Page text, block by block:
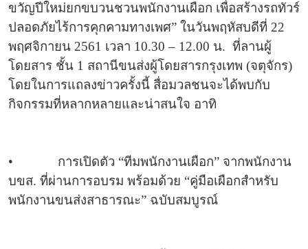
ขวัญปีใหม่ยกขบวนชวนพนักงานเผือก เพื่อสร้างรถทัวร์
ปลอดภัยไร้การคุกคามทางเพศ” ในวันพฤหัสบดีที่ 22
พฤศจิกายน 2561 เวลา 10.30 – 12.00 น. ที่ลานผู้
โดยสาร ชั้น 1 สถานีขนส่งผู้โดยสารกรุงเทพ (จตุจักร)
โดยในการแถลงข่าวครั้งนี้ สื่อมวลชนจะได้พบกับ
กิจกรรมที่หลากหลายและน่าสนใจ อาทิ
• การเปิดตัว “ทีมพนักงานเผือก” จากพนักงาน
บขส. ที่ผ่านการอบรม พร้อมด้วย “คู่มือเผือกสำหรับ
พนักงานขนส่งสาธารณะ” ฉบับสมบูรณ์